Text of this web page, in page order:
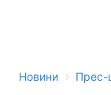
Новини › Прес-